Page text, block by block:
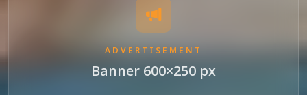
ADVERTISEMENT
Banner 600×250 px